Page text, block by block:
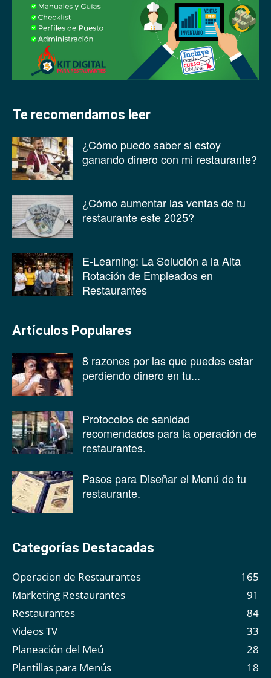
Te recomendamos leer
¿Cómo puedo saber si estoy
ganando dinero con mi restaurante?
¿Cómo aumentar las ventas de tu
restaurante este 2025?
E-Learning: La Solución a la Alta
Rotación de Empleados en
Restaurantes
Artículos Populares
8 razones por las que puedes estar
perdiendo dinero en tu...
Protocolos de sanidad
recomendados para la operación de
restaurantes.
Pasos para Diseñar el Menú de tu
restaurante.
Categorías Destacadas
Operacion de Restaurantes
165
Marketing Restaurantes
91
Restaurantes
84
Videos TV
33
Planeación del Meú
28
Plantillas para Menús
18